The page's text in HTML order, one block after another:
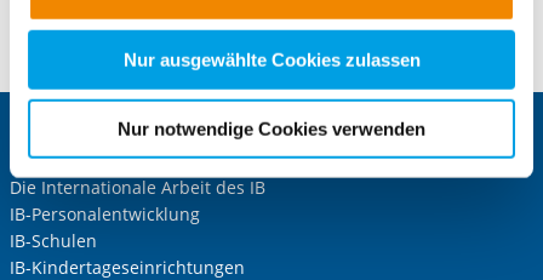
nachfolgender Buttons über Ihre Einwilligung für diese
Zwecke entscheiden und Ihre erteilte Einwilligung stets
für die Zukunft widerrufen. Bitte beachten Sie: Ihre
Cookies, die erforderlich zur Bereitstellung der von Ihnen
aufgerufenen und somit gewünschten Website-
Funktionen sind. Diese Cookies setzen wir aufgrund
berechtigter Interessen und daher unabhängig von einer
Einwilligung.
Nur ausgewählte Cookies zulassen
Nur notwendige Cookies verwenden
Kontaktformular öffnen
Zentrale IB-Websites:
Die Internationale Arbeit des IB
IB-Personalentwicklung
IB-Schulen
IB-Kindertageseinrichtungen